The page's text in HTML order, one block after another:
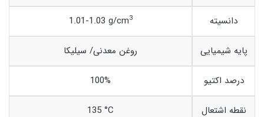
دانسیته 1.01-1.03 g/cm3
پایه شیمیایی روغن معدنی/ سیلیکا
درصد اکتیو 100%
نقطه اشتعال 135 °C